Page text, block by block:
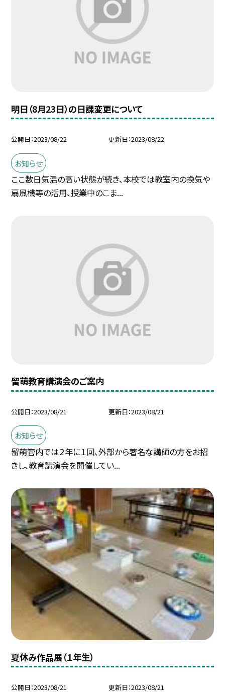
明日（8月23日）の日課変更について
公開日 2023/08/22 更新日 2023/08/22
お知らせ
ここ数日気温の高い状態が続き、本校では教室内の換気や
扇風機等の活用、授業中のこま...
留萌教育講演会のご案内
公開日 2023/08/21 更新日 2023/08/21
お知らせ
留萌管内では２年に１回、外部から著名な講師の方をお招
きし、教育講演会を開催してい...
夏休み作品展（１年生）
公開日 2023/08/21 更新日 2023/08/21